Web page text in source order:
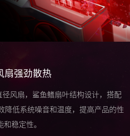
扇强劲散热
风扇，鲨鱼鳍扇叶结构设计，搭配
降低系统噪音和温度，提高产品的性
和稳定性。